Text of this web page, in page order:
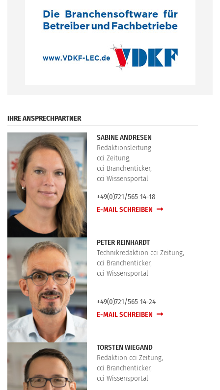
IHRE ANSPRECHPARTNER
SABINE ANDRESEN
Redaktionsleitung
cci Zeitung,
cci Branchenticker,
cci Wissensportal
+49(0)721/565 14-18
E-MAIL SCHREIBEN
PETER REINHARDT
Technikredaktion cci Zeitung,
cci Branchenticker,
cci Wissensportal
+49(0)721/565 14-24
E-MAIL SCHREIBEN
TORSTEN WIEGAND
Redaktion cci Zeitung,
cci Branchenticker,
cci Wissensportal